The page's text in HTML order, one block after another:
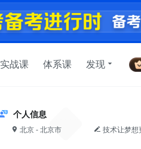
实战课 体系课 发现
个人信息
北京 - 北京市 技术让梦想